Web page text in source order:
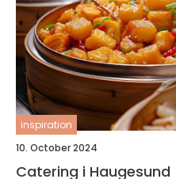
inspiration
10. October 2024
Catering i Haugesund